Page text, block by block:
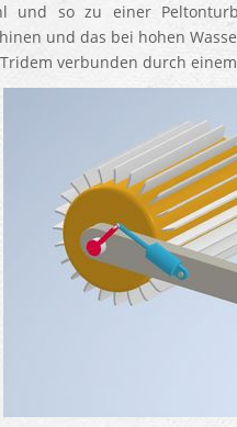
und so zu einer
und das bei hohen
verbunden durch